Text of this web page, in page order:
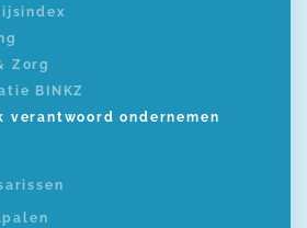
Zorg
BINKZ
verantwoord ondernemen